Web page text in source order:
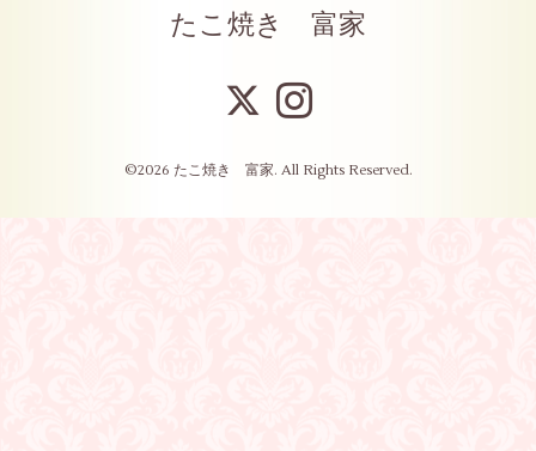
たこ焼き 富家
©2026 たこ焼き 富家. All Rights Reserved.